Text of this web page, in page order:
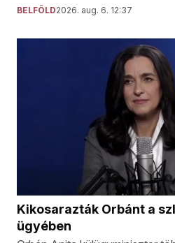
BELFÖLD2026. aug. 6. 12:37
Kikosarazták Orbánt a
ügyében